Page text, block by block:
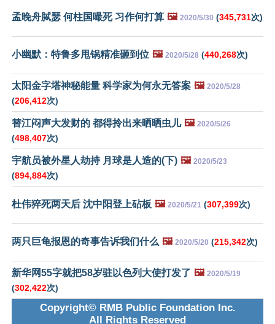
孟晚舟脦瑟 何柱国嘬死 习作何打算 🖼️ 2020/5/30 (345,731次)
小幽默：特鲁多甩锅精准砸到位 🖼️ 2020/5/28 (440,268次)
太阳金字塔神秘能量 科学家为何永无答案 🖼️ 2020/5/28
(206,412次)
替江闷声大发财的 都得拎出来晒晒虫儿 🖼️ 2020/5/26
(498,407次)
宇航员被外星人劫持 月球是人造的(下) 🖼️ 2020/5/23
(894,884次)
杜伟猝死两天后 沈中阳登上砧板 🖼️ 2020/5/21 (307,399次)
两只巨龟报恩的奇事告诉我们什么 🖼️ 2020/5/20 (215,342次)
新华网55字就把58岁驻以色列大使打发了 🖼️ 2020/5/19
(302,422次)
Copyright© RMB Public Foundation Inc.
All Rights Reserved